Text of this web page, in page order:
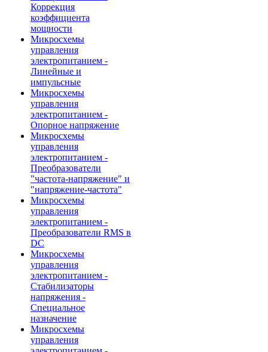
Коррекция
коэффициента
мощности
Микросхемы
управления
электропитанием -
Линейные и
импульсные
Микросхемы
управления
электропитанием -
Опорное напряжение
Микросхемы
управления
электропитанием -
Преобразователи
"частота-напряжение" и
"напряжение-частота"
Микросхемы
управления
электропитанием -
Преобразователи RMS в
DC
Микросхемы
управления
электропитанием -
Стабилизаторы
напряжения -
Специальное
назначение
Микросхемы
управления